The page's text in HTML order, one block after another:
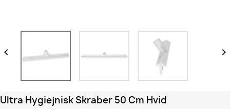
 
Ultra Hygiejnisk Skraber 50 Cm Hvid